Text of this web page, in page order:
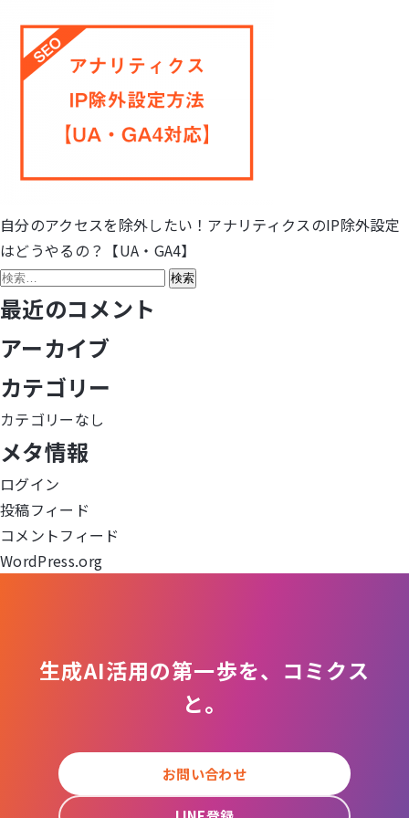
投
稿
ナ
ビ
ゲ
ー
シ
ョ
ン
自分のアクセスを除外したい！アナリティクスのIP除外設定
はどうやるの？【UA・GA4】
検
索:
最近のコメント
アーカイブ
カテゴリー
カテゴリーなし
メタ情報
ログイン
投稿フィード
コメントフィード
WordPress.org
生成AI活用の第一歩を、コミクス
と。
お問い合わせ